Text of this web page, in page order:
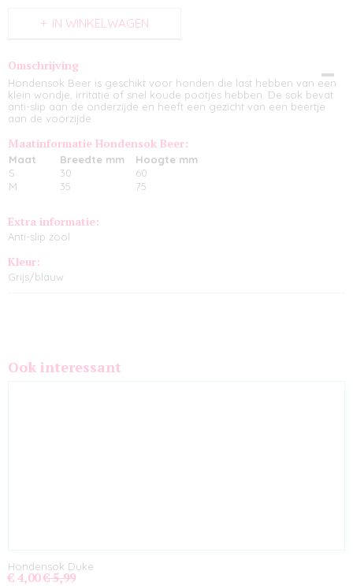
IN WINKELWAGEN
Omschrijving
Hondensok Beer is geschikt voor honden die last hebben van een
klein wondje, irritatie of snel koude pootjes hebben. De sok bevat
anti-slip aan de onderzijde en heeft een gezicht van een beertje
aan de voorzijde.
Maatinformatie Hondensok Beer:
Maat Breedte mm
Hoogte mm
S
30
60
M
35 75
Extra informatie:
Anti-slip zool
Kleur:
Grijs/blauw
Ook interessant
Hondensok Duke
€ 4,00 € 5,99